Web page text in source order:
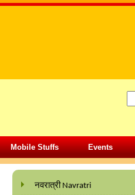
Mobile Stuffs Events
नवरात्री Navratri